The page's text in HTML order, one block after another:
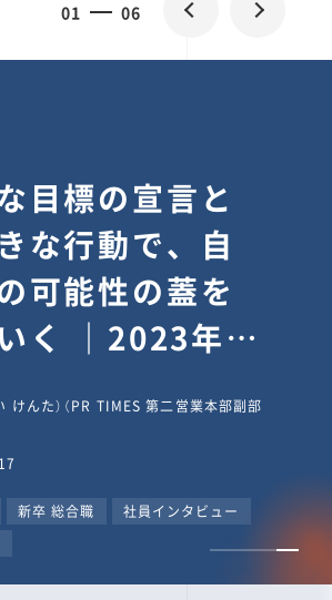
01 06
目標の宣言と
な行動で、自
可能性の蓋を
く ｜2023年度
ー #PR
人たち
けんた）（PR TIMES 第二営業本部副部
新卒 総合職
社員インタビュー